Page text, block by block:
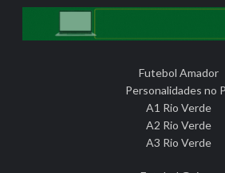
Futebol Amador
Personalidades no
A1 Rio Verde
A2 Rio Verde
A3 Rio Verde